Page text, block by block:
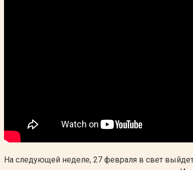
На следующей неделе, 27 февраля в свет